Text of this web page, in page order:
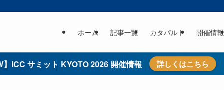
ホーム 記事一覧 カタパルト 開催情報
】ICC サミット KYOTO 2026 開催情報 詳しくはこちら